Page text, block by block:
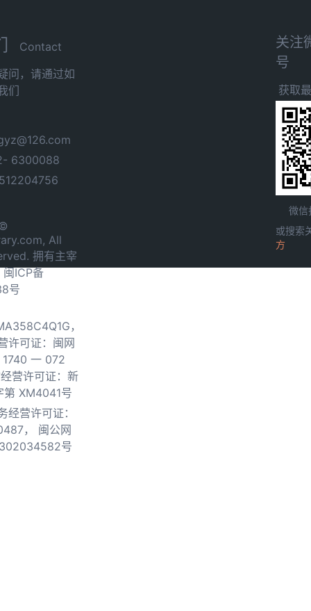
Contact
问，请通过如
们
6300088
All
拥有主宰
闽ICP备
号
，
许可证：闽网
一 072
营许可证：新
第 XM4041号
经营许可证：
，
闽公网
号
关注
号
获取
微信
或搜索
方